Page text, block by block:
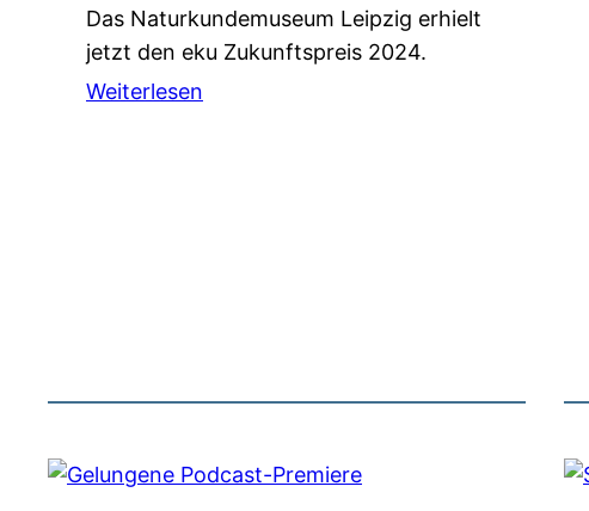
Das Naturkundemuseum Leipzig erhielt
jetzt den eku Zukunftspreis 2024.
Weiterlesen